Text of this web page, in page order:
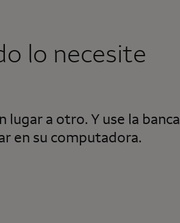
lo necesite
lugar a otro. Y use la banca
en su computadora.